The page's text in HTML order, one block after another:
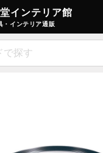
インテリア館
・インテリア通販